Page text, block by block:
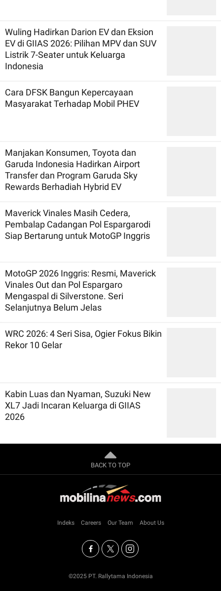
Wuling Hadirkan Darion EV dan Eksion
EV di GIIAS 2026: Pilihan MPV dan SUV
Listrik 7-Seater untuk Keluarga
Indonesia
Cara DFSK Bangun Kepercayaan
Masyarakat Terhadap Mobil PHEV
Manjakan Konsumen, Toyota dan
Garuda Indonesia Hadirkan Airport
Transfer dan Program Garuda Sky
Rewards Berhadiah Hybrid EV
Maverick Vinales Masih Cedera,
Pembalap Cadangan Pol Espargarodi
Siap Bertarung untuk MotoGP Inggris
MotoGP 2026 Inggris: Resmi, Maverick
Vinales Out dan Pol Espargaro
Mengaspal di Silverstone. Seri
Selanjutnya Belum Jelas
WRC 2026: 4 Seri Sisa, Ogier Fokus Bikin
Rekor 10 Gelar
Kabin Luas dan Nyaman, Suzuki New
XL7 Jadi Incaran Keluarga di GIIAS
2026
BACK TO TOP
Indeks Careers Our Team About Us
©2025 PT. Rallytama Indonesia